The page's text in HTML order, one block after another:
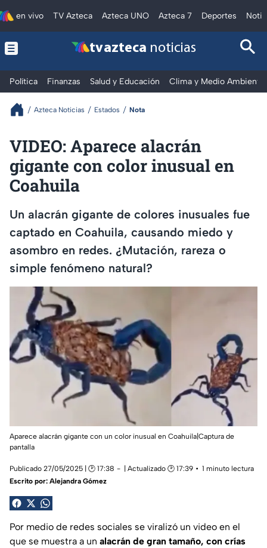
en vivo TV Azteca Azteca UNO Azteca 7 Deportes
tv azteca noticias
Política Finanzas Salud y Educación Clima y Medio Ambiente
Azteca Noticias Estados Nota
VIDEO: Aparece alacrán
gigante con color inusual en
Coahuila
Un alacrán gigante de colores inusuales fue
captado en Coahuila, causando miedo y
asombro en redes. ¿Mutación, rareza o
simple fenómeno natural?
Aparece alacrán gigante con un color inusual en Coahuila|Captura de
pantalla
Publicado 27/05/2025 | 🕑 17:38 | Actualizado 🕑 17:39
1 minuto lectura
Escrito por: Alejandra Gómez
Por medio de redes sociales se viralizó un video en el
que se muestra a un alacrán de gran tamaño, con crías